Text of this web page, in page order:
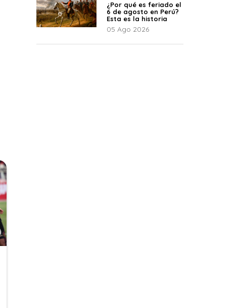
¿Por qué es feriado el
6 de agosto en Perú?
Esta es la historia
05 Ago 2026